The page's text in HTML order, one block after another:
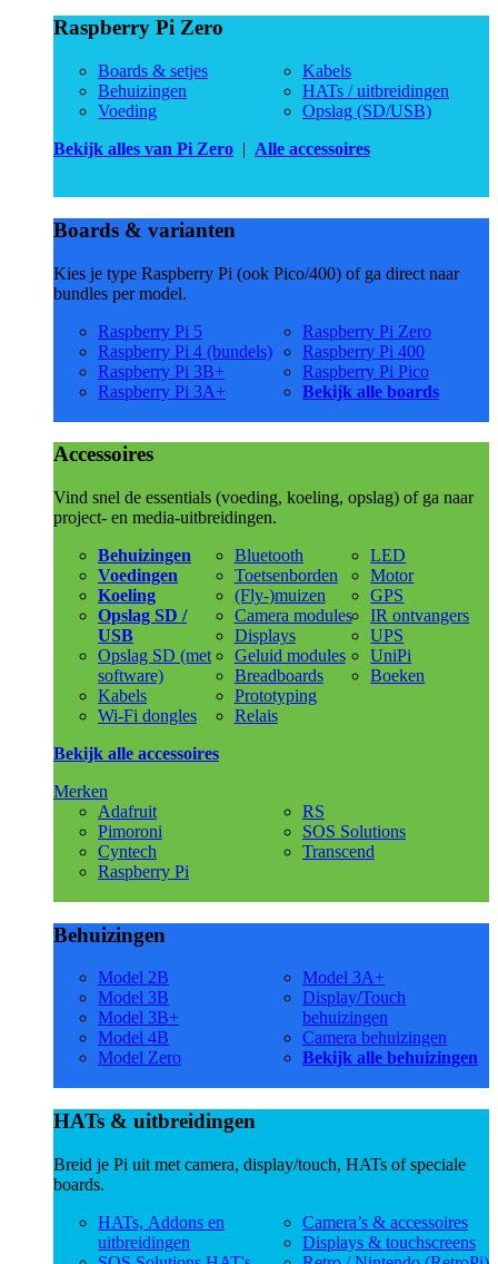
Raspberry Pi Zero
Boards & setjes
Behuizingen
Voeding
Kabels
HATs / uitbreidingen
Opslag (SD/USB)
Bekijk alles van Pi Zero | Alle accessoires
Boards & varianten
Kies je type Raspberry Pi (ook Pico/400) of ga direct naar
bundles per model.
Raspberry Pi 5
Raspberry Pi 4 (bundels)
Raspberry Pi 3B+
Raspberry Pi 3A+
Raspberry Pi Zero
Raspberry Pi 400
Raspberry Pi Pico
Bekijk alle boards
Accessoires
Vind snel de essentials (voeding, koeling, opslag) of ga naar
project- en media-uitbreidingen.
Behuizingen
Voedingen
Koeling
Opslag SD /
USB
Opslag SD (met
software)
Kabels
Wi-Fi dongles
Bluetooth
Toetsenborden
(Fly-)muizen
Camera modules
Displays
Geluid modules
Breadboards
Prototyping
Relais
LED
Motor
GPS
IR ontvangers
UPS
UniPi
Boeken
Bekijk alle accessoires
Merken
Adafruit
Pimoroni
Cyntech
Raspberry Pi
RS
SOS Solutions
Transcend
Behuizingen
Model 2B
Model 3B
Model 3B+
Model 4B
Model Zero
Model 3A+
Display/Touch
behuizingen
Camera behuizingen
Bekijk alle behuizingen
HATs & uitbreidingen
Breid je Pi uit met camera, display/touch, HATs of speciale
boards.
HATs, Addons en
uitbreidingen
Camera’s & accessoires
Displays & touchscreens